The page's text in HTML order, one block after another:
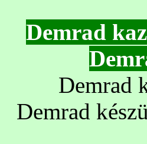
Demrad
Demrad
Demrad